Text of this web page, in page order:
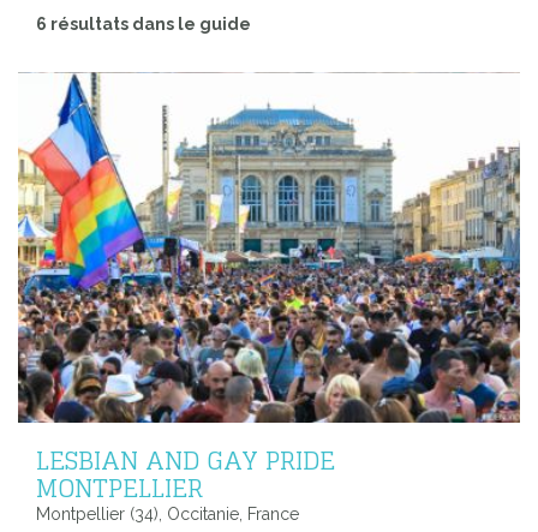
6 résultats dans le guide
LESBIAN AND GAY PRIDE
MONTPELLIER
Montpellier (34), Occitanie, France